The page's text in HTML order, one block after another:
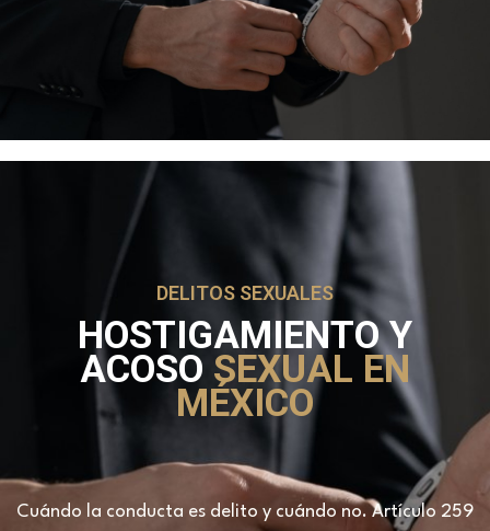
DELITOS SEXUALES
HOSTIGAMIENTO Y
ACOSO SEXUAL EN
MÉXICO
Cuándo la conducta es delito y cuándo no. Artículo 259